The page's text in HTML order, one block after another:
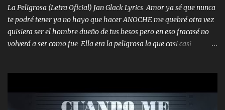
La Peligrosa (Letra Oficial) Jan Glack Lyrics Amor ya sé que nunca
te podré tener ya no hayo que hacer ANOCHE me quebré otra vez
quisiera ser el hombre dueño de tus besos pero en eso fracasé no
volverá a ser como fue Ella era la peligrosa la que casi casi
Música Amar me duele estoy rodeado de mujeres pero solo
quieren billetes y yo que solo ocupo verte Recuerdo echábamos